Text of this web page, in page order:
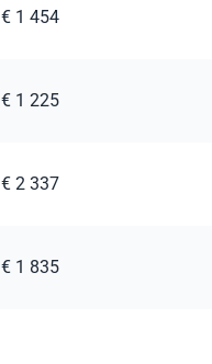
€ 1 454
€ 1 225
€ 2 337
€ 1 835